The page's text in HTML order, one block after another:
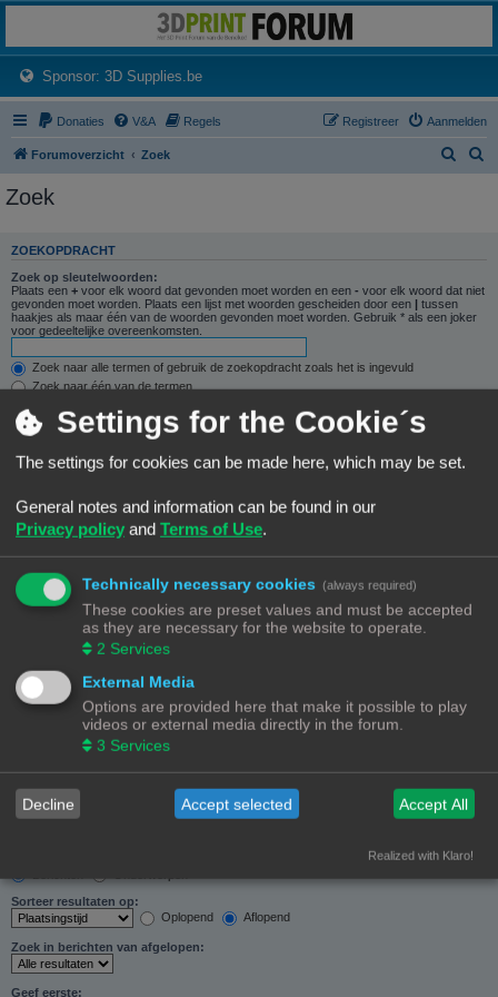
Het 3D print forum van de Benelux na de sluiting van 3dprintforum.nl
Sponsor: 3D Supplies.be(Opens a new tab)
Donaties V&A Regels Aanmelden
Registreer
Forumoverzicht Zoek
Zoek
ZOEKOPDRACHT
Zoek op sleutelwoorden:
Plaats een + voor elk woord dat gevonden moet worden en een - voor elk woord dat niet
gevonden moet worden. Plaats een lijst met woorden gescheiden door een
tussen
haakjes als maar één van de woorden gevonden moet worden. Gebruik * als een joker
voor gedeeltelijke overeenkomsten.
Zoek naar alle termen of gebruik de zoekopdracht zoals het is ingevuld
Zoek naar één van de termen
Zoek naar auteur:
Gebruik * als een joker voor gedeeltelijke overeenkomsten.
Zoeken in forums:
Selecteer het forum of de forums die je wil doorzoeken. Subforums worden automatisch
doorzocht als je “Doorzoek subforums“ hieronder niet uitschakelt.
Doorzoek subforums:
Nee
Alleen berichtonderwerpen en tekst
Alleen tekst
Alleen onderwerptitels
Alleen eerste bericht van onderwerp
Sorteer resultaten op:
Oplopend
Aflopend
Zoek in berichten van afgelopen:
Geef eerste:
Settings for the Cookie´s
The settings for cookies can be made here, which may be set.
General notes and information can be found in our
Privacy policy and Terms of Use.
Technically necessary cookies (always required)
These cookies are preset values and must be accepted
as they are necessary for the website to operate.
2 Services
External Media
Options are provided here that make it possible to play
videos or external media directly in the forum.
3 Services
Decline Accept selected Accept All
Realized with Klaro!